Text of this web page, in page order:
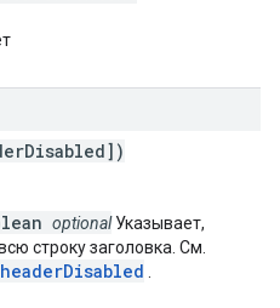
optionalУказывает,
строку заголовка. См.